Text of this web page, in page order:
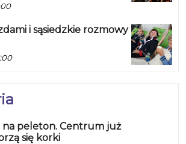
i sąsiedzkie rozmowy
na peleton. Centrum już
się korki